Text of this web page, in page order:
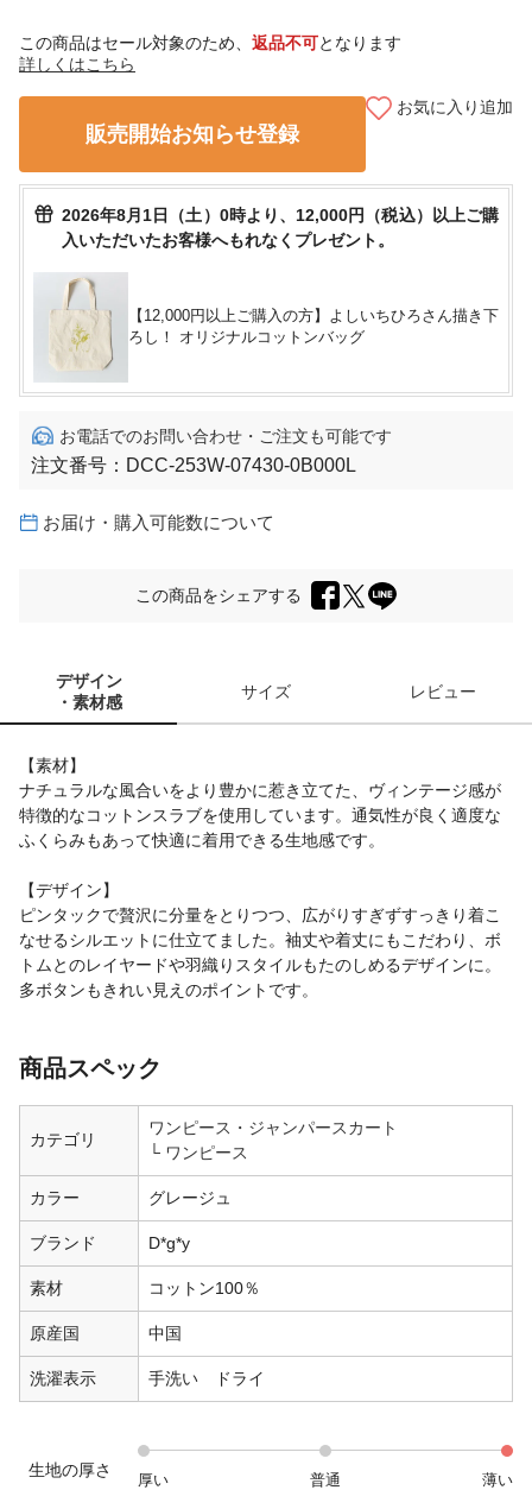
この商品はセール対象のため、 返品不可となります
詳しくはこちら
販売開始お知らせ登録
お気に入り追加
2026年8月1日（土）0時より、12,000円（税込）以上ご購
入いただいたお客様へもれなくプレゼント。
【12,000円以上ご購入の方】よしいちひろさん描き下
ろし！ オリジナルコットンバッグ
お電話でのお問い合わせ・ご注文も可能です
注文番号： DCC-253W-07430-0B000L
お届け・購入可能数について
この商品をシェアする
デザイン
・素材感
サイズ レビュー
【素材】
ナチュラルな風合いをより豊かに惹き立てた、ヴィンテージ感が
特徴的なコットンスラブを使用しています。通気性が良く適度な
ふくらみもあって快適に着用できる生地感です。
【デザイン】
ピンタックで贅沢に分量をとりつつ、広がりすぎずすっきり着こ
なせるシルエットに仕立てました。袖丈や着丈にもこだわり、ボ
トムとのレイヤードや羽織りスタイルもたのしめるデザインに。
多ボタンもきれい見えのポイントです。
商品スペック
カテゴリ
ワンピース・ジャンパースカート
ワンピース
カラー グレージュ
ブランド D*g*y
素材 コットン100％
原産国 中国
洗濯表示 手洗い ドライ
生地の厚さ
厚い 普通 薄い